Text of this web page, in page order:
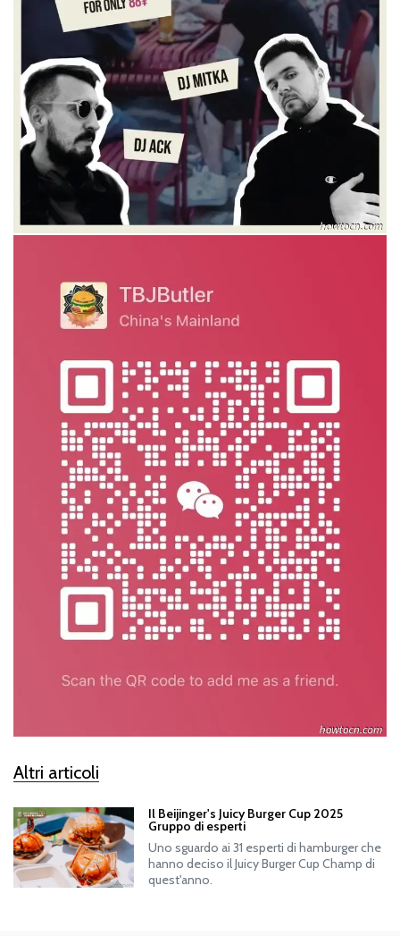
Altri articoli
Il Beijinger's Juicy Burger Cup 2025
Gruppo di esperti
Uno sguardo ai 31 esperti di hamburger che
hanno deciso il Juicy Burger Cup Champ di
quest'anno.